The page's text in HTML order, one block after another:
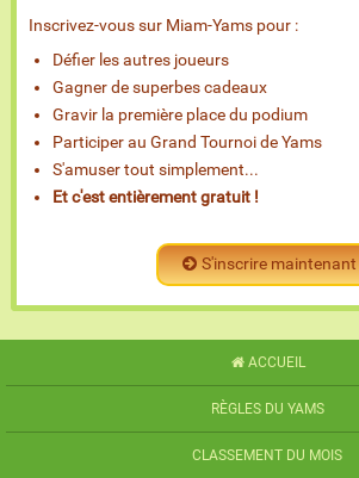
Inscrivez-vous sur Miam-Yams pour :
Défier les autres joueurs
Gagner de superbes cadeaux
Gravir la première place du podium
Participer au Grand Tournoi de Yams
S'amuser tout simplement...
Et c'est entièrement gratuit !
S'inscrire maintenant
ACCUEIL
RÈGLES DU YAMS
CLASSEMENT DU MOIS